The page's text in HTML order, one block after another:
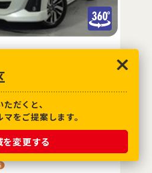
だくと、
をご提案します。
を変更する
.4 8
の場合
評価点4